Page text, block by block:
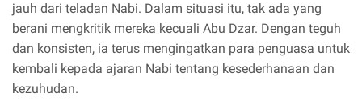
jauh dari teladan Nabi. Dalam situasi itu, tak ada yang
berani mengkritik mereka kecuali Abu Dzar. Dengan teguh
dan konsisten, ia terus mengingatkan para penguasa untuk
kembali kepada ajaran Nabi tentang kesederhanaan dan
kezuhudan.